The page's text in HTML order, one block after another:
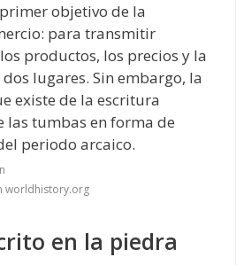
objetivo de la
para transmitir
productos, los precios y la
lugares. Sin embargo, la
existe de la escritura
las tumbas en forma de
periodo arcaico.
worldhistory.org
en la piedra